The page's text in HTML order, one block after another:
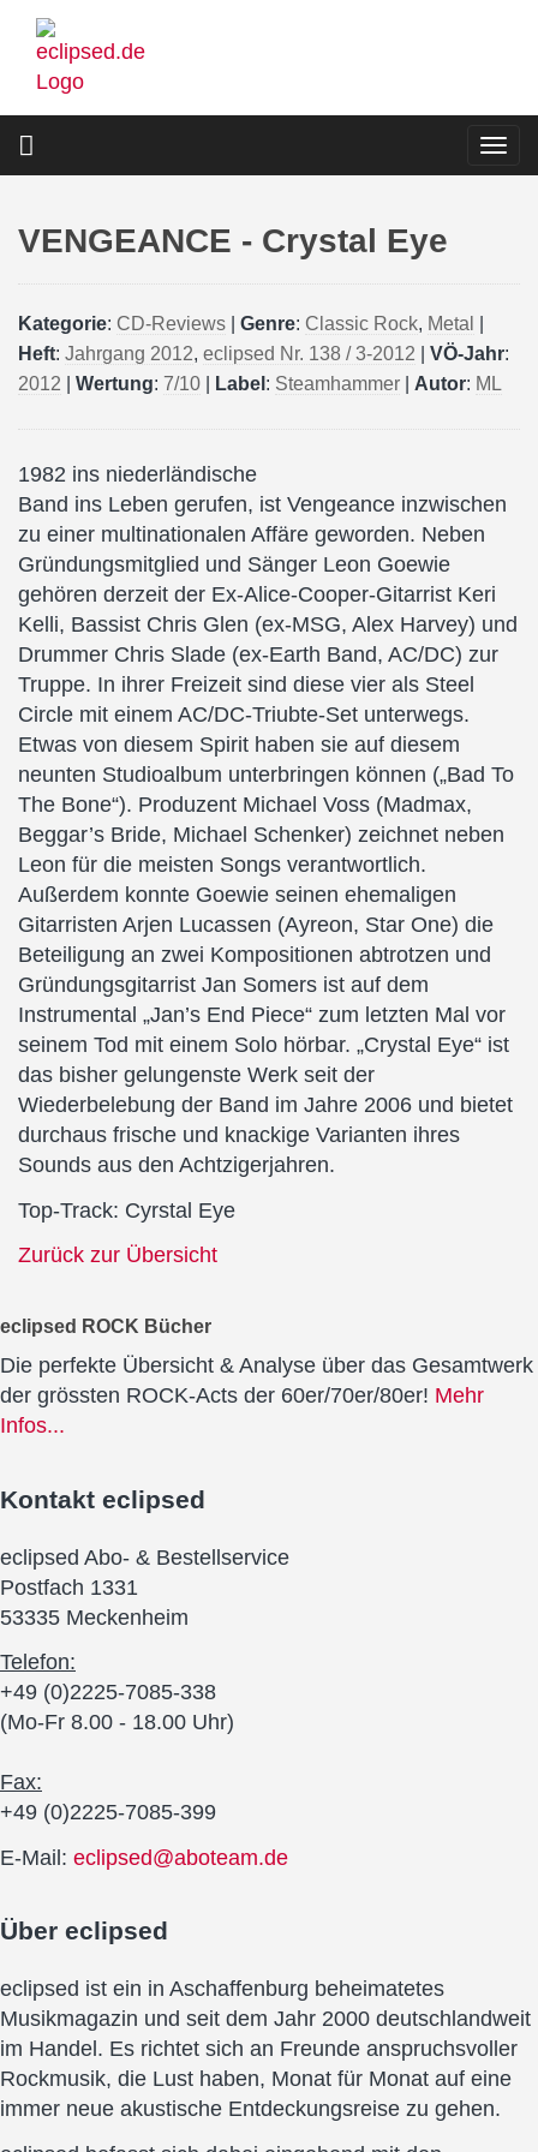
Direkt
zum
Inhalt
VENGEANCE - Crystal Eye
Kategorie: CD-Reviews Genre: Classic Rock, Metal
Heft: Jahrgang 2012, eclipsed Nr. 138 / 3-2012 VÖ-Jahr:
2012
Wertung: 7/10 Label : Steamhammer Autor: ML
1982 ins niederländische
Band ins Leben gerufen, ist Vengeance inzwischen
zu einer multinationalen Affäre geworden. Neben
Gründungsmitglied und Sänger Leon Goewie
gehören derzeit der Ex-Alice-Cooper-Gitarrist Keri
Kelli, Bassist Chris Glen (ex-MSG, Alex Harvey) und
Drummer Chris Slade (ex-Earth Band, AC/DC) zur
Truppe. In ihrer Freizeit sind diese vier als Steel
Circle mit einem AC/DC-Triubte-Set unterwegs.
Etwas von diesem Spirit haben sie auf diesem
neunten Studioalbum unterbringen können („Bad To
The Bone“). Produzent Michael Voss (Madmax,
Beggar’s Bride, Michael Schenker) zeichnet neben
Leon für die meisten Songs verantwortlich.
Außerdem konnte Goewie seinen ehemaligen
Gitarristen Arjen Lucassen (Ayreon, Star One) die
Beteiligung an zwei Kompositionen abtrotzen und
Gründungsgitarrist Jan Somers ist auf dem
Instrumental „Jan’s End Piece“ zum letzten Mal vor
seinem Tod mit einem Solo hörbar. „Crystal Eye“ ist
das bisher gelungenste Werk seit der
Wiederbelebung der Band im Jahre 2006 und bietet
durchaus frische und knackige Varianten ihres
Sounds aus den Achtzigerjahren.
Top-Track: Cyrstal Eye
Zurück zur Übersicht
eclipsed ROCK Bücher
Die perfekte Übersicht & Analyse über das Gesamtwerk
der grössten ROCK-Acts der 60er/70er/80er! Mehr
Infos...
Kontakt eclipsed
eclipsed Abo- & Bestellservice
Postfach 1331
53335 Meckenheim
Telefon:
+49 (0)2225-7085-338
(Mo-Fr 8.00 - 18.00 Uhr)
Fax:
+49 (0)2225-7085-399
E-Mail: eclipsed@aboteam.de
Über eclipsed
eclipsed ist ein in Aschaffenburg beheimatetes
Musikmagazin und seit dem Jahr 2000 deutschlandweit
im Handel. Es richtet sich an Freunde anspruchsvoller
Rockmusik, die Lust haben, Monat für Monat auf eine
immer neue akustische Entdeckungsreise zu gehen.